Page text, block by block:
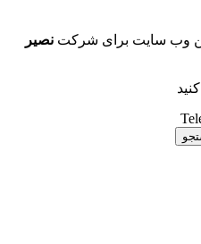
وب سایت برای شرکت نصیر